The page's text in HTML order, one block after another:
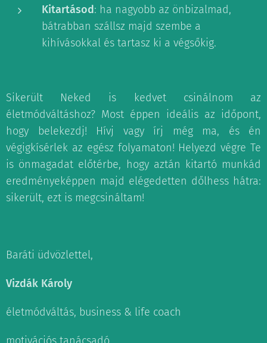
Kitartásod: ha nagyobb az önbizalmad,
bátrabban szállsz majd szembe a
kihívásokkal és tartasz ki a végsőkig.
Sikerült Neked is kedvet csinálnom az
életmódváltáshoz? Most éppen ideális az időpont,
hogy belekezdj! Hívj vagy írj még ma, és én
végigkísérlek az egész folyamaton! Helyezd végre Te
is önmagadat előtérbe, hogy aztán kitartó munkád
eredményeképpen majd elégedetten dőlhess hátra:
sikerült, ezt is megcsináltam!
Baráti üdvözlettel,
Vizdák Károly
életmódváltás, business & life coach